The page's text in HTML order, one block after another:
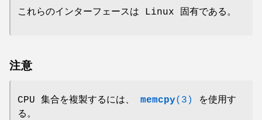
これらのインターフェースは Linux 固有である。
注意
CPU 集合を複製するには、 memcpy(3)
を使用す
る。